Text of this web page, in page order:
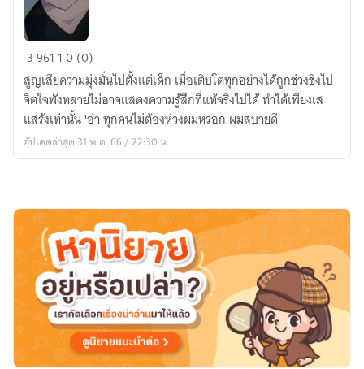
[MHA]
Broken
3961 10 (0)
สูญเสียความมุ่งมั่นไปตั้งแต่เด็ก เมื่อเติบโตทุกอย่างได้ถูกช่วงชิงไป
จิตใจพังทลายไม่อาจแสดงความรู้สึกที่แท้จริงไปได้ ทำได้เพียงเส
แสร้งเท่านั้น 'อ่า ทุกคนไม่ต้องห่วงผมหรอก ผมสบายดี'
อัปเดตล่าสุด 31 พ.ค. 66 / 22:30 น.